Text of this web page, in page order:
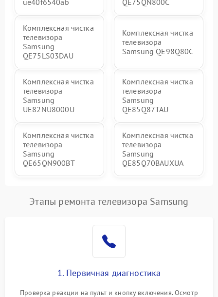
ue40f6540ab
QE75QN800C
Комплексная чистка
телевизора
Samsung
QE75LS03DAU
Комплексная чистка
телевизора
Samsung QE98Q80C
Комплексная чистка
телевизора
Samsung
UE82NU8000U
Комплексная чистка
телевизора
Samsung
QE85Q87TAU
Комплексная чистка
телевизора
Samsung
QE65QN900BT
Комплексная чистка
телевизора
Samsung
QE85Q70BAUXUA
Этапы ремонта телевизора Samsung
1. Первичная диагностика
Проверка реакции на пульт и кнопку включения. Осмотр